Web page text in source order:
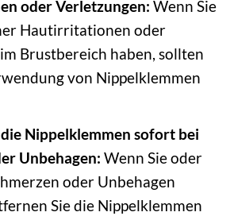
oder Verletzungen: Wenn Sie
Hautirritationen oder
Brustbereich haben, sollten
von Nippelklemmen
Nippelklemmen sofort bei
Unbehagen: Wenn Sie oder
oder Unbehagen
Sie die Nippelklemmen